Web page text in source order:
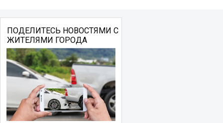
ПОДЕЛИТЕСЬ НОВОСТЯМИ С
ЖИТЕЛЯМИ ГОРОДА